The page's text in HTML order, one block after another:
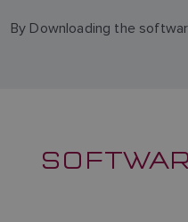
By Downloading the